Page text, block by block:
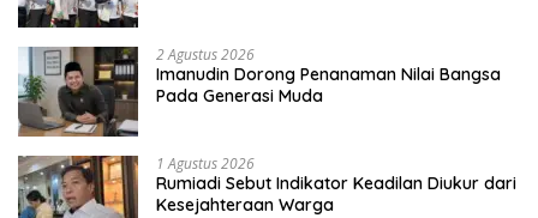
2 Agustus 2026
Imanudin Dorong Penanaman Nilai Bangsa
Pada Generasi Muda
1 Agustus 2026
Rumiadi Sebut Indikator Keadilan Diukur dari
Kesejahteraan Warga